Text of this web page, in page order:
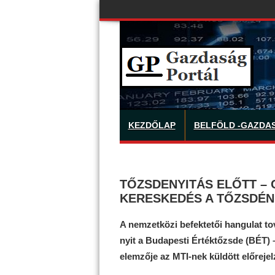
KEZDŐLAP BELFÖLD -
TŐZSDENYITÁS ELŐTT –
KERESKEDÉS A TŐZSDÉN
A nemzetközi befektetői hangulat
nyit a Budapesti Értéktőzsde (BÉT)
elemzője az MTI-nek küldött